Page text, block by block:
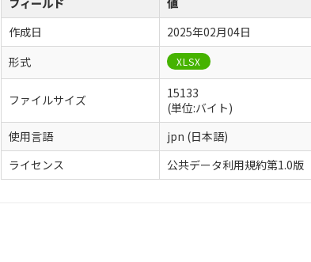
作成日
2025年02月04日
形式
XLSX
ファイルサイズ
15133
(単位:バイト)
使用言語
jpn (日本語)
ライセンス
公共データ利用規約第1.0版